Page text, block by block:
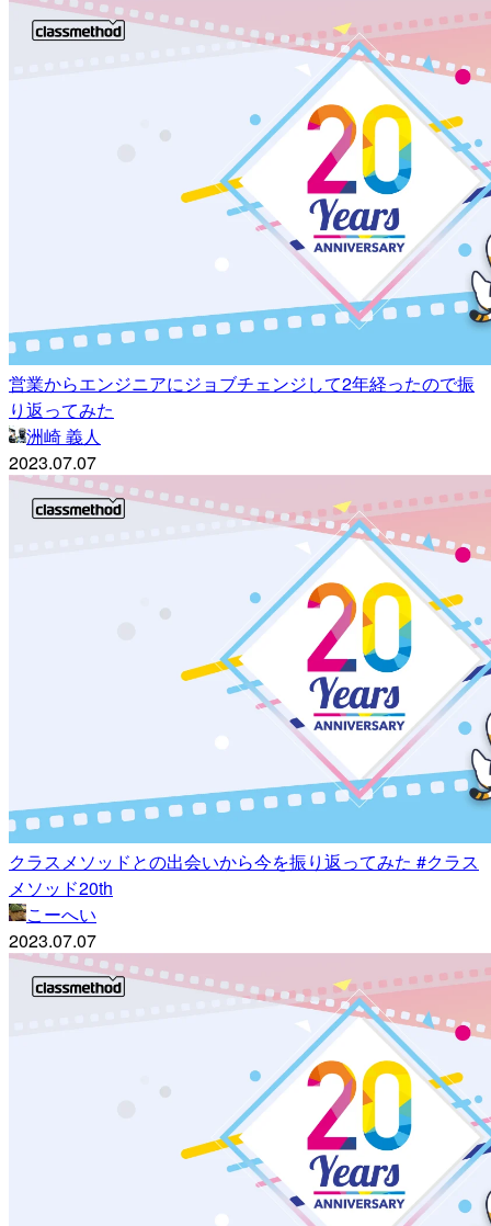
営業からエンジニアにジョブチェンジして2年経ったので振
り返ってみた
洲崎 義人
2023.07.07
クラスメソッドとの出会いから今を振り返ってみた #クラス
メソッド20th
こーへい
2023.07.07